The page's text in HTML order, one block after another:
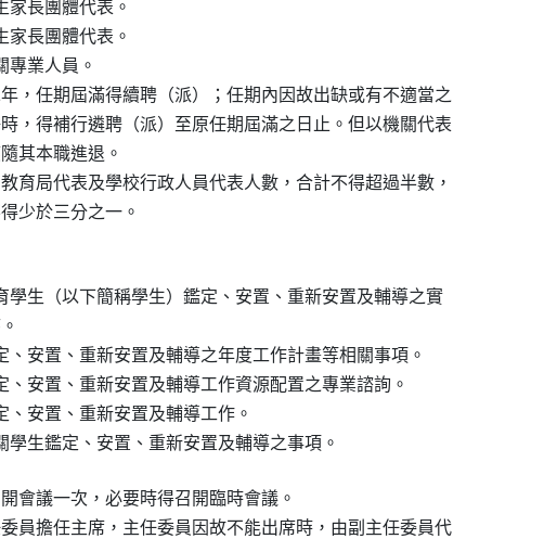
家長團體代表。
家長團體代表。
專業人員。
，任期屆滿得續聘（派）；任期內因故出缺或有不適當之
，得補行遴聘（派）至原任期屆滿之日止。但以機關代表
其本職進退。
育局代表及學校行政人員代表人數，合計不得超過半數，
少於三分之一。
學生（以下簡稱學生）鑑定、安置、重新安置及輔導之實
、安置、重新安置及輔導之年度工作計畫等相關事項。
、安置、重新安置及輔導工作資源配置之專業諮詢。
、安置、重新安置及輔導工作。
學生鑑定、安置、重新安置及輔導之事項。
會議一次，必要時得召開臨時會議。
員擔任主席，主任委員因故不能出席時，由副主任委員代